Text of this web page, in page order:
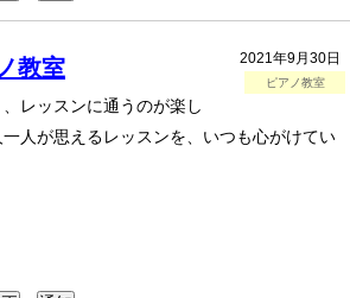
2021年9月30日
ピアノ教室
教室
レッスンに通うのが楽し
人が思えるレッスンを、いつも心がけてい